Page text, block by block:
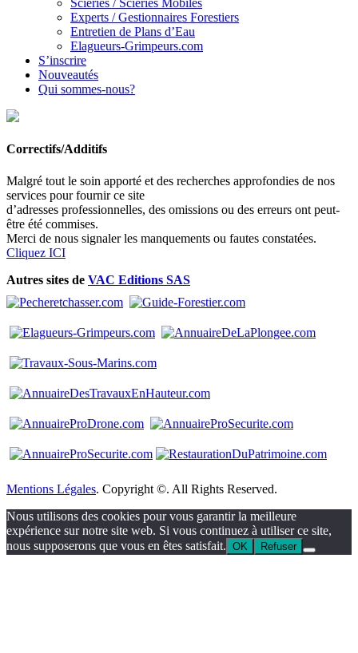
Scieries / Scieries Mobiles
Experts / Gestionnaires Forestiers
Entretien de Plans d’Eau
Elagueurs-Grimpeurs.com
S’inscrire
Nouveautés
Qui sommes-nous?
Correctifs/Additifs
Malgré tout le soin apporté et des recherches approfondies de nos
services pour fournir ce site
d’adresses professionnelles, des omissions ou des erreurs ont peut-
être été commises.
Merci de nous signaler les manquements ou fautes constatées.
Cliquez ICI
Autres sites de VAC Editions SAS
Mentions Légales. Copyright ©. All Rights Reserved.
Nous utilisons des cookies pour vous garantir la meilleure
expérience sur notre site web. Si vous continuez à utiliser ce site,
nous supposerons que vous en êtes satisfait. OK Refuser